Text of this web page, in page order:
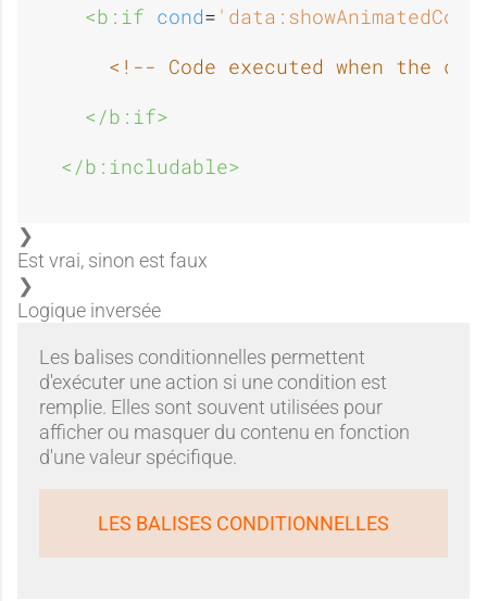
<b:if cond=
<!-- Code executed when the
</b:if>
</b:includable>
Est vrai, sinon est faux
Logique inversée
Les balises conditionnelles permettent
d'exécuter une action si une condition est
remplie. Elles sont souvent utilisées pour
afficher ou masquer du contenu en fonction
d'une valeur spécifique.
LES BALISES CONDITIONNELLES